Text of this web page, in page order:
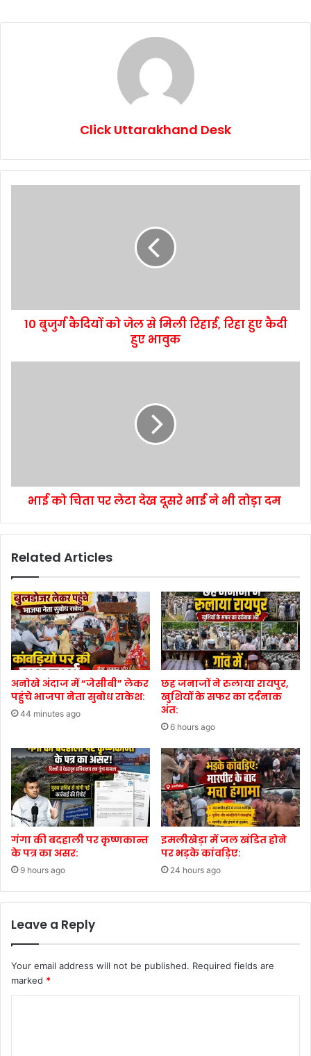
Click Uttarakhand Desk
10 बुजुर्ग कैदियों को जेल से मिली रिहाई, रिहा हुए कैदी
हुए भावुक
भाई को चिता पर लेटा देख दूसरे भाई ने भी तोड़ा दम
Related Articles
अनोखे अंदाज में “जेसीबी” लेकर
पहुंचे भाजपा नेता सुबोध राकेश:
44 minutes ago
छह जनाजों ने रुलाया रायपुर,
खुशियों के सफर का दर्दनाक
अंत:
6 hours ago
गंगा की बदहाली पर कृष्णकान्त
के पत्र का असर:
9 hours ago
इमलीखेड़ा में जल खंडित होने
पर भड़के कांवड़िए:
24 hours ago
Leave a Reply
Your email address will not be published. Required fields are
marked *